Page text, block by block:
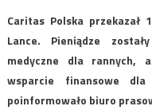
Caritas Polska przekazał
Lance. Pieniądze
medyczne dla rannych,
wsparcie finansowe
poinformowało biuro